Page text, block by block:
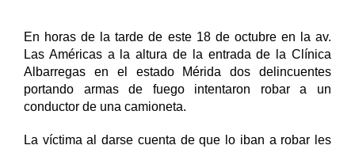
En horas de la tarde de este 18 de octubre en la av.
Las Américas a la altura de la entrada de la Clínica
Albarregas en el estado Mérida dos delincuentes
portando armas de fuego intentaron robar a un
conductor de una camioneta.
La víctima al darse cuenta de que lo iban a robar les